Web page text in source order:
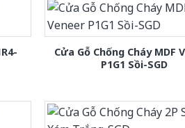
Cửa Gỗ Chống Cháy MDF
P1G1 Sồi-SGD